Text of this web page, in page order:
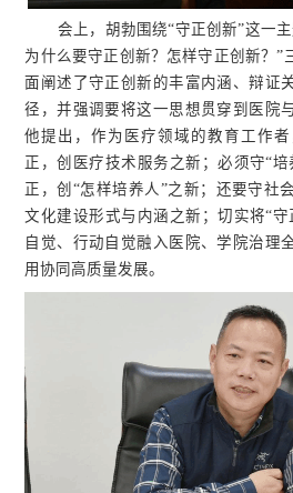
会上，胡勃围绕“守正创新”这一主
为什么要守正创新？怎样守正创新？”
面阐述了守正创新的丰富内涵、辩证
径，并强调要将这一思想贯穿到医院
他提出，作为医疗领域的教育工作
正，创医疗技术服务之新；必须守“
正，创“怎样培养人”之新；还要守社
文化建设形式与内涵之新；切实将“
自觉、行动自觉融入医院、学院治理
用协同高质量发展。